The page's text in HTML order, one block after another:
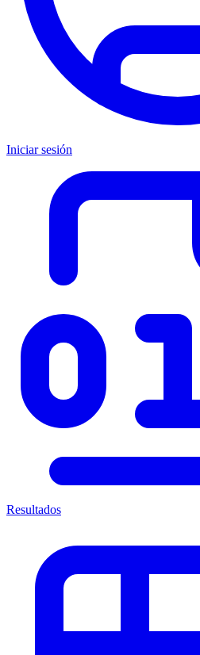
Iniciar sesión
Resultados